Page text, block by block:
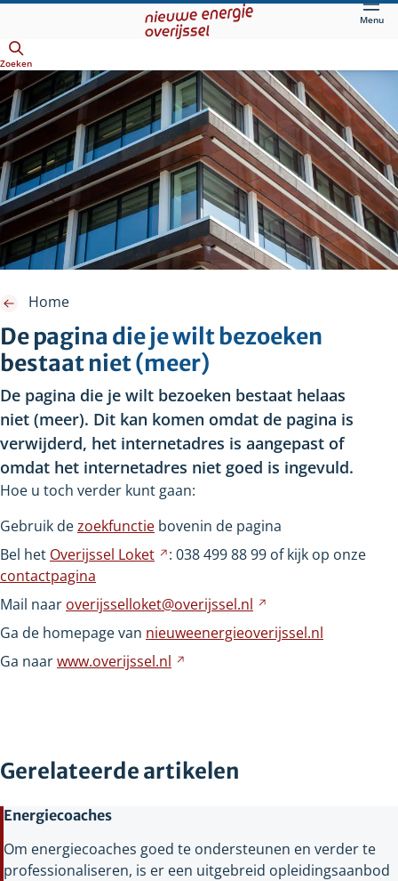
hoofdinhoud
Menu
Zoeken
De pagina die je wilt bezoeken
bestaat niet (meer)
Home
De pagina die je wilt bezoeken bestaat helaas
niet (meer). Dit kan komen omdat de pagina is
verwijderd, het internetadres is aangepast of
omdat het internetadres niet goed is ingevuld.
Hoe u toch verder kunt gaan:
Gebruik dezoekfunctie bovenin de pagina
Bel het Overijssel Loket
Verwijst
een
andere
website
: 0384998899 of kijk op onze
contactpagina
Mail naar overijsselloket@overijssel.nl
naar
een
Ga de homepage van nieuweenergieoverijssel.nl
Ga naarwww.overijssel.nl
Gerelateerde artikelen
Energiecoaches
Om energiecoaches goed te ondersteunen en verder te
professionaliseren, is er een uitgebreid opleidingsaanbod